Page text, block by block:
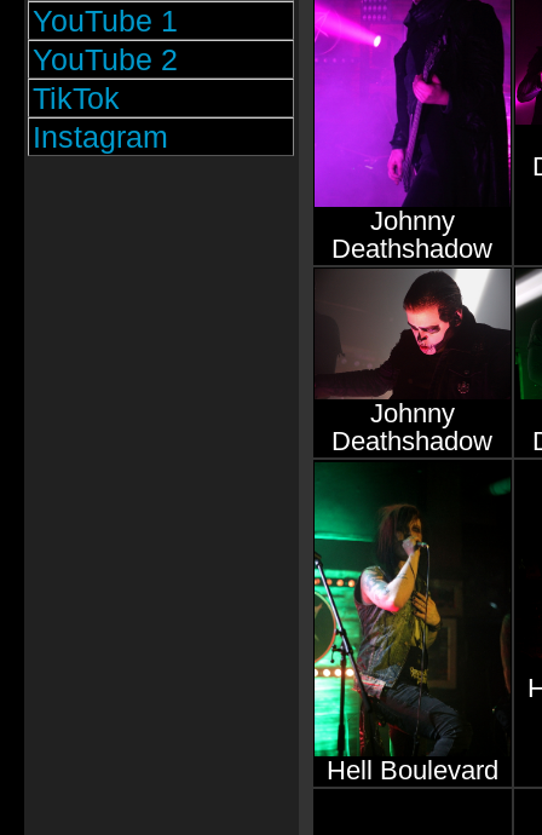
YouTube 1
YouTube 2
TikTok
Instagram
Johnny
Deathshadow
Johnny
Deathshadow
Hell Boulevard